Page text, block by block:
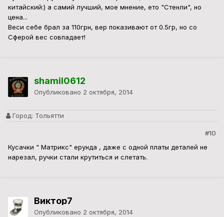
китайский:) а самий лучший, мое мнение, ето "Стенли", но
цена...
Веси себе брал за 110грн, вер показивают от 0.5гр, но со
Сферой вес совпадает!
shamil0612
Опубликовано 2 октября, 2014
Город: Тольятти
#10
Кусачки " Матрикс" ерунда , даже с одной платы деталей не
нарезал, ручки стали крутиться и слетать.
Виктор7
Опубликовано 2 октября, 2014